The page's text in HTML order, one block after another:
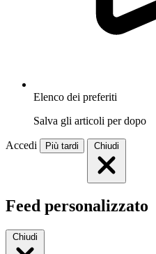
Elenco dei preferiti
Salva gli articoli per dopo
Accedi Più tardi Chiudi
Feed personalizzato
Chiudi